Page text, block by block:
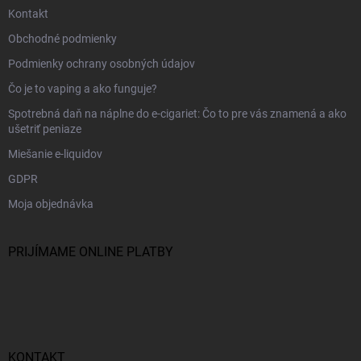
Kontakt
Obchodné podmienky
Podmienky ochrany osobných údajov
Čo je to vaping a ako funguje?
Spotrebná daň na náplne do e-cigariet: Čo to pre vás znamená a ako
ušetriť peniaze
Miešanie e-liquidov
GDPR
Moja objednávka
PRIJÍMAME ONLINE PLATBY
KONTAKT